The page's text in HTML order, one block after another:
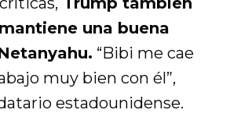
una buena
“Bibi me cae
muy bien con él”,
estadounidense.